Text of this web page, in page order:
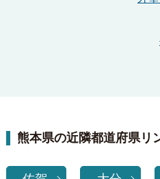
熊本県の近隣都道府県リ